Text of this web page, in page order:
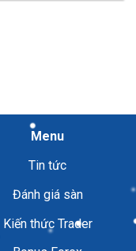
Menu
Tin tức
Đánh giá sàn
Kiến thức Trader